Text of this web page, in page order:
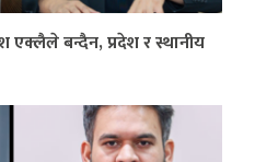
एक्लैले बन्दैन, प्रदेश र स्थानीय